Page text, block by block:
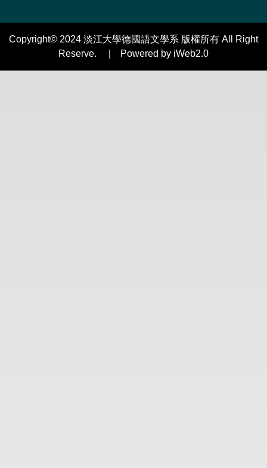
Copyright© 2024 淡江大學德國語文學系 版權所有 All Right
Reserve. | Powered by iWeb2.0